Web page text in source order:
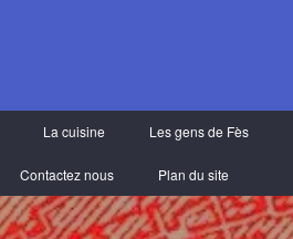
La cuisine Les gens de Fès
Contactez nous Plan du site